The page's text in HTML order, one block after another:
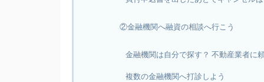
②金融機関へ融資の相談へ行こう
金融機関は自分で探す？ 不動産業者に
複数の金融機関へ打診しよう